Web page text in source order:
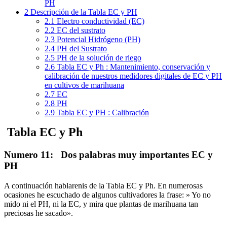
PH
2 Descripción de la Tabla EC y PH
2.1 Electro conductividad (EC)
2.2 EC del sustrato
2.3 Potencial Hidrógeno (PH)
2.4 PH del Sustrato
2.5 PH de la solución de riego
2.6 Tabla EC y Ph : Mantenimiento, conservación y
calibración de nuestros medidores digitales de EC y PH
en cultivos de marihuana
2.7 EC
2.8 PH
2.9 Tabla EC y PH : Calibración
Tabla EC y Ph
Numero 11: Dos palabras muy importantes EC y
PH
A continuación hablarenis de la Tabla EC y Ph. En numerosas
ocasiones he escuchado de algunos cultivadores la frase: » Yo no
mido ni el PH, ni la EC, y mira que plantas de marihuana tan
preciosas he sacado».